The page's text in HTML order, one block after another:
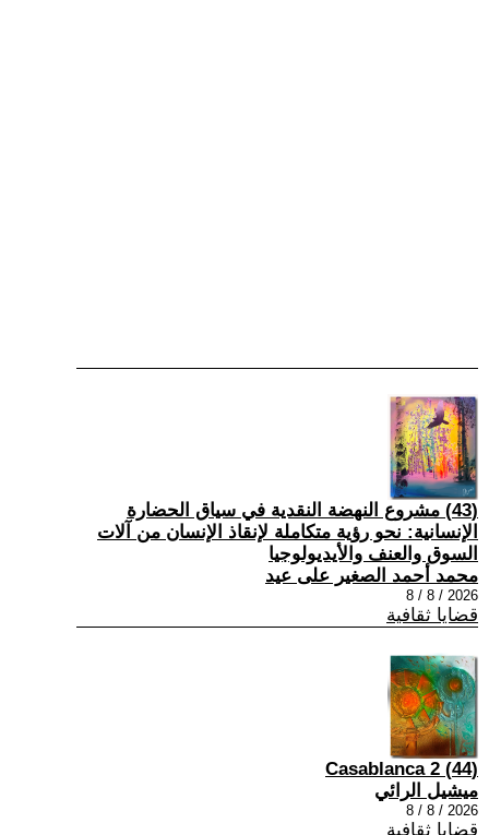
(43) مشروع النهضة النقدية في سياق الحضارة
الإنسانية: نحو رؤية متكاملة لإنقاذ الإنسان من آلات
السوق والعنف والأيديولوجيا
محمد أحمد الصغير على عيد
2026 / 8 / 8
قضايا ثقافية
(44) Casablanca 2
ميشيل الرائي
2026 / 8 / 8
قضايا ثقافية